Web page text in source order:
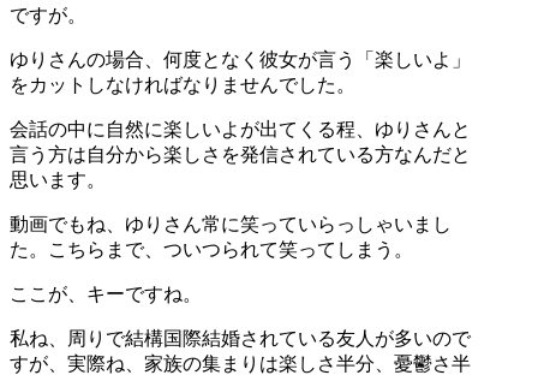
ですが。
ゆりさんの場合、何度となく彼女が言う「楽しいよ」
をカットしなければなりませんでした。
会話の中に自然に楽しいよが出てくる程、ゆりさんと
言う方は自分から楽しさを発信されている方なんだと
思います。
動画でもね、ゆりさん常に笑っていらっしゃいまし
た。こちらまで、ついつられて笑ってしまう。
ここが、キーですね。
私ね、周りで結構国際結婚されている友人が多いので
すが、実際ね、家族の集まりは楽しさ半分、憂鬱さ半